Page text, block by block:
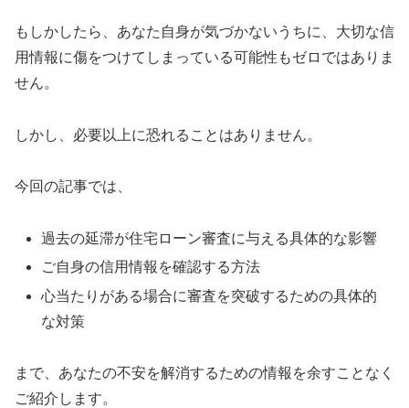
もしかしたら、あなた自身が気づかないうちに、大切な信
用情報に傷をつけてしまっている可能性もゼロではありま
せん。
しかし、必要以上に恐れることはありません。
今回の記事では、
過去の延滞が住宅ローン審査に与える具体的な影響
ご自身の信用情報を確認する方法
心当たりがある場合に審査を突破するための具体的
な対策
まで、あなたの不安を解消するための情報を余すことなく
ご紹介します。